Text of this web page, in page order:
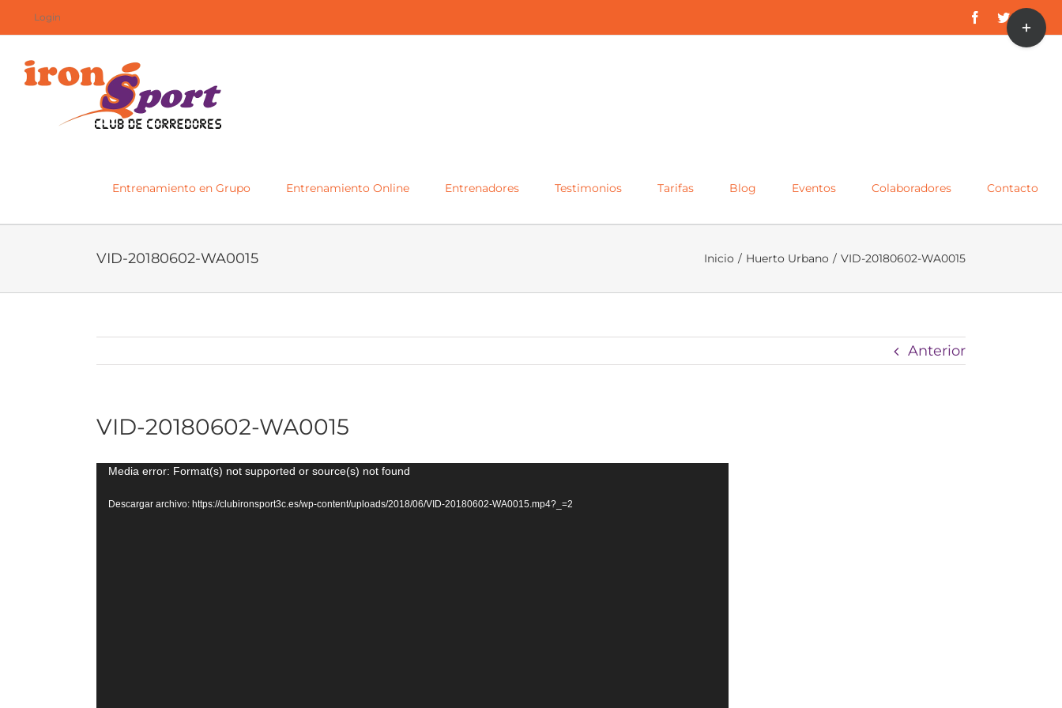
Saltar
al
Login FacebookTwitter
Entrenamiento en Grupo Entrenamiento Online Entrenadores Testimonios Tarifas Blog Eventos Colaboradores Contacto
VID-20180602-WA0015 Inicio / Huerto Urbano / VID-20180602-WA0015
Anterior
VID-20180602-WA0015
Reproductor
Media error: Format(s) not supported or source(s) not found
Descargar archivo: https://clubironsport3c.es/wp-content/uploads/2018/06/VID-20180602-WA0015.mp4?_=2
Toggle
Sliding